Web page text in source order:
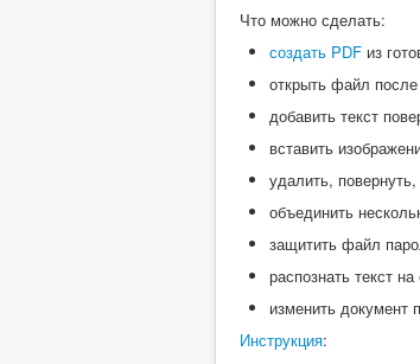
Что можно сделать:
создать PDF из
открыть файл
добавить текст
вставить
удалить,
объединить
защитить файл
распознать текст на
изменить документ
Инструкция: